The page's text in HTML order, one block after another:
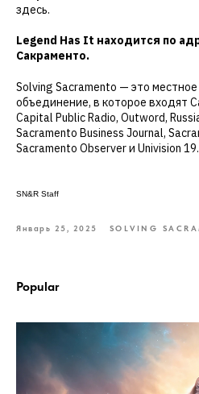
здесь.
Legend Has It находится по
Сакраменто.
Solving Sacramento — это
объединение, в которое входят
Capital Public Radio, Outword,
Sacramento Business Journal,
Sacramento Observer и Univision 19.
SN&R Staff
Январь 25, 2025 SOLVING
Popular